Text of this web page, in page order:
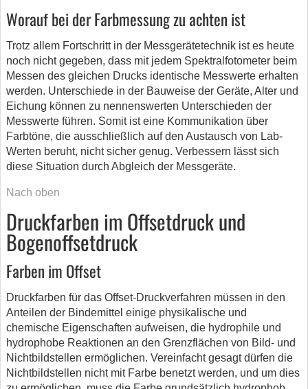
Worauf bei der Farbmessung zu achten ist
Trotz allem Fortschritt in der Messgerätetechnik ist es heute
noch nicht gegeben, dass mit jedem Spektralfotometer beim
Messen des gleichen Drucks identische Messwerte erhalten
werden. Unterschiede in der Bauweise der Geräte, Alter und
Eichung können zu nennenswerten Unterschieden der
Messwerte führen. Somit ist eine Kommunikation über
Farbtöne, die ausschließlich auf den Austausch von Lab-
Werten beruht, nicht sicher genug. Verbessern lässt sich
diese Situation durch Abgleich der Messgeräte.
Nach oben
Druckfarben im Offsetdruck und
Bogenoffsetdruck
Farben im Offset
Druckfarben für das Offset-Druckverfahren müssen in den
Anteilen der Bindemittel einige physikalische und
chemische Eigenschaften aufweisen, die hydrophile und
hydrophobe Reaktionen an den Grenzflächen von Bild- und
Nichtbildstellen ermöglichen. Vereinfacht gesagt dürfen die
Nichtbildstellen nicht mit Farbe benetzt werden, und um dies